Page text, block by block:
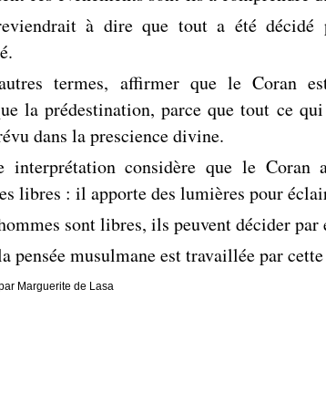
à dire que tout a été décidé
termes, affirmer que le Coran
la prédestination, parce que tout ce
dans la prescience divine.
interprétation considère que le Coran
libres : il apporte des ­lumières pour
sont libres, ils peuvent décider par
pensée musulmane est travaillée par
Marguerite de Lasa